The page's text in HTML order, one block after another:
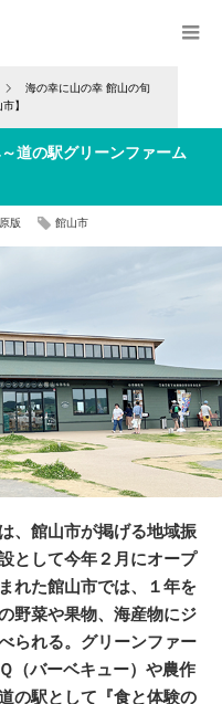
海の幸に山の幸 館山の旬
】
道の駅グリーンファーム
版 館山市
、館山市が掲げる地域振
として今年２月にオープ
れた館山市では、１年を
野菜や果物、海産物にジ
られる。グリーンファー
（バーベキュー）や農作
の駅として『食と体験の